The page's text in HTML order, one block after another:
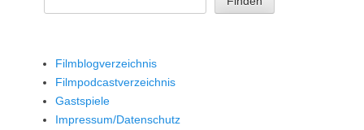
Filmblogverzeichnis
Filmpodcastverzeichnis
Gastspiele
Impressum/Datenschutz